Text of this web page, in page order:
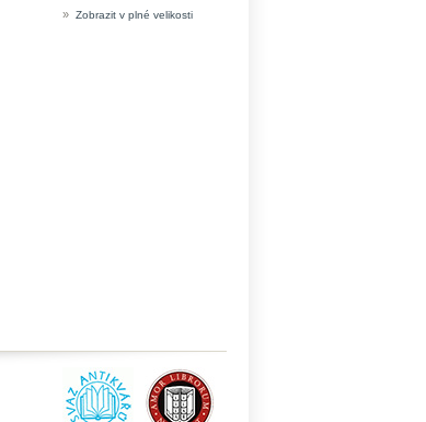
» Zobrazit v plné velikosti